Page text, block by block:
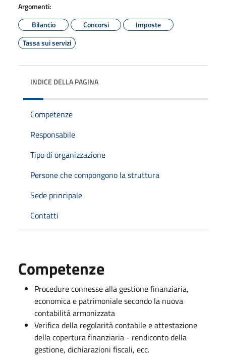
Argomenti:
Bilancio
Concorsi
Imposte
Tassa sui servizi
INDICE DELLA PAGINA
Competenze
Responsabile
Tipo di organizzazione
Persone che compongono la struttura
Sede principale
Contatti
Competenze
Procedure connesse alla gestione finanziaria,
economica e patrimoniale secondo la nuova
contabilità armonizzata
Verifica della regolarità contabile e attestazione
della copertura finanziaria - rendiconto della
gestione, dichiarazioni fiscali, ecc.